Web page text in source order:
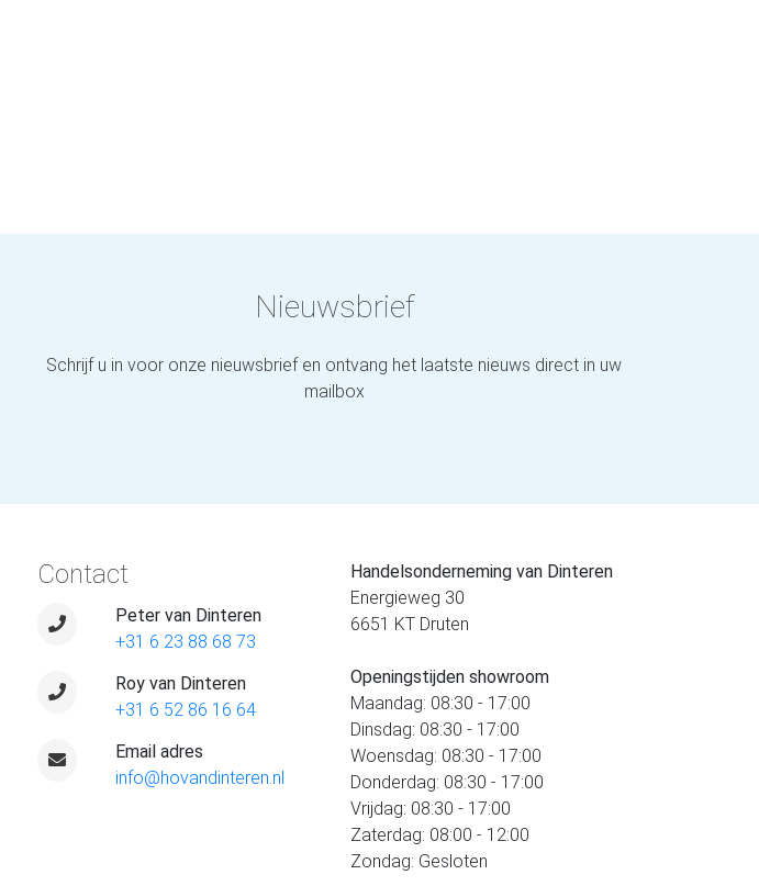
Nieuwsbrief
Schrijf u in voor onze nieuwsbrief en ontvang het laatste nieuws direct in uw
mailbox
Contact
Peter van Dinteren
+31 6 23 88 68 73
Roy van Dinteren
+31 6 52 86 16 64
Email adres
info@hovandinteren.nl
Handelsonderneming van Dinteren
Energieweg 30
6651 KT Druten
Openingstijden showroom
Maandag: 08:30 - 17:00
Dinsdag: 08:30 - 17:00
Woensdag: 08:30 - 17:00
Donderdag: 08:30 - 17:00
Vrijdag: 08:30 - 17:00
Zaterdag: 08:00 - 12:00
Zondag: Gesloten